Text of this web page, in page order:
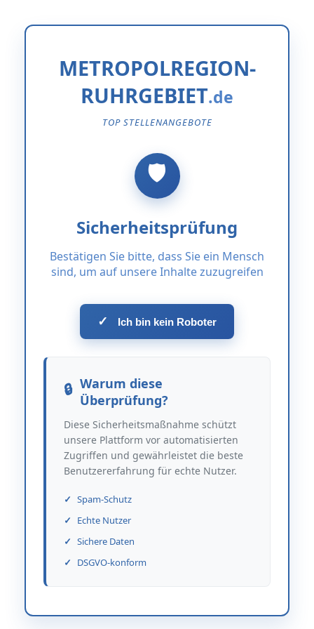
METROPOLREGION-
RUHRGEBIET
TOP STELLENANGEBOTE
Sicherheitsprüfung
Bestätigen Sie bitte, dass Sie ein Mensch
sind, um auf unsere Inhalte zuzugreifen
✓ Ich bin kein Roboter
Warum diese
Überprüfung?
Diese Sicherheitsmaßnahme schützt
unsere Plattform vor automatisierten
Zugriffen und gewährleistet die beste
Benutzererfahrung für echte Nutzer.
Spam-Schutz
Echte Nutzer
Sichere Daten
DSGVO-konform